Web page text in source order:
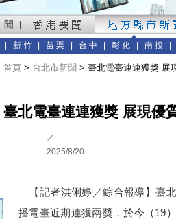
新竹 苗栗 台中 彰化 南投
首頁 > 台北市新聞 > 臺北電臺連連獲獎 展
臺北電臺連連獲獎 展現優
／
2025/8/20
【記者洪俐婷／綜合報導】臺
播電臺近期連獲兩獎，於今（19